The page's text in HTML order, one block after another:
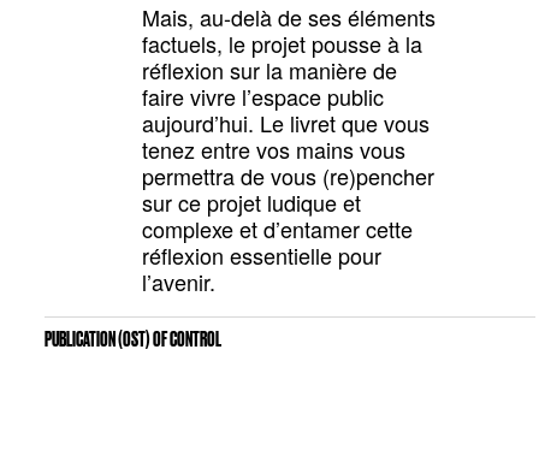
Mais, au-delà de ses éléments
factuels, le projet pousse à la
réflexion sur la manière de
faire vivre l’espace public
aujourd’hui. Le livret que vous
tenez entre vos mains vous
permettra de vous (re)pencher
sur ce projet ludique et
complexe et d’entamer cette
réflexion essentielle pour
l’avenir.
PUBLICATION (OST) OF CONTROL